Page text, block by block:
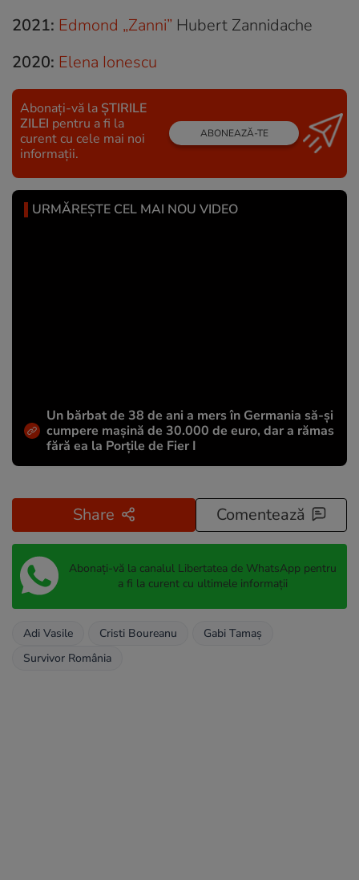
2021: Edmond „Zanni” Hubert Zannidache
2020: Elena Ionescu
Abonați-vă la ȘTIRILE
ZILEI pentru a fi la
curent cu cele mai noi
informații.
ABONEAZĂ-TE
URMĂREȘTE CEL MAI NOU VIDEO
Un bărbat de 38 de ani a mers în Germania să-și
cumpere mașină de 30.000 de euro, dar a rămas
fără ea la Porțile de Fier I
Share Comentează
Abonați-vă la canalul Libertatea de WhatsApp pentru
a fi la curent cu ultimele informații
Adi Vasile Cristi Boureanu
Gabi Tamaș
Survivor România